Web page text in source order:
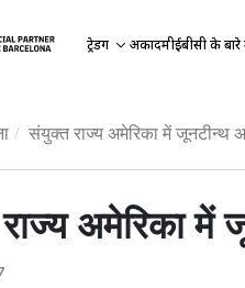
ट्रेडिंग अकादमीईबीसी के बारे
संयुक्त राज्य अमेरिका में जूनटीन्थ
अमेरिका में